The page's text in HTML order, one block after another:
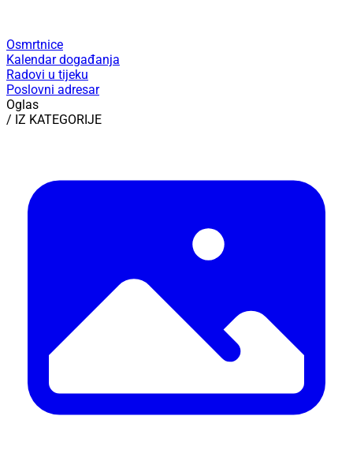
Osmrtnice
Kalendar događanja
Radovi u tijeku
Poslovni adresar
Oglas
/ IZ KATEGORIJE